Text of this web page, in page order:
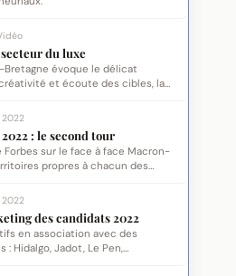
du luxe
Bretagne évoque le délicat
et écoute des cibles, la
2022
: le second tour
Forbes sur le face à face Macron-
propres à chacun des
2022
des candidats 2022
en association avec des
: Hidalgo, Jadot, Le Pen,